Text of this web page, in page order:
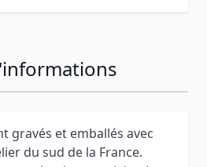
gravés et emballés avec
du sud de la France.